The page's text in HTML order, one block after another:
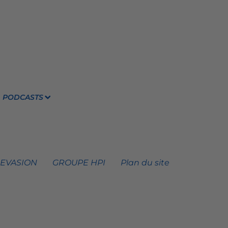
PODCASTS
GROUPE HPI Plan du site